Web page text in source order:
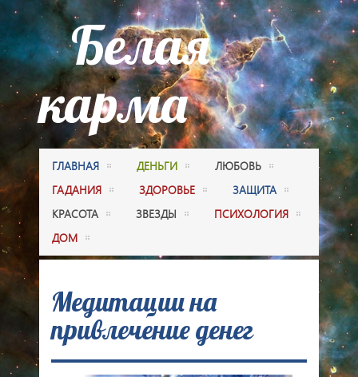
Белая
карма
ГЛАВНАЯ ДЕНЬГИ
ЛЮБОВЬ
ГАДАНИЯ
ЗДОРОВЬЕ
ЗАЩИТА
КРАСОТА
ЗВЕЗДЫ
ПСИХОЛОГИЯ
ДОМ
Медитации на
привлечение денег